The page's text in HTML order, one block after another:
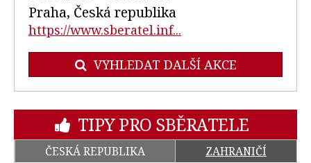
Praha, Česká republika
https://www.sberatel.inf...
VYHLEDAT DALŠÍ AKCE
TIPY PRO SBĚRATELE
ČESKÁ REPUBLIKA ZAHRANIČÍ